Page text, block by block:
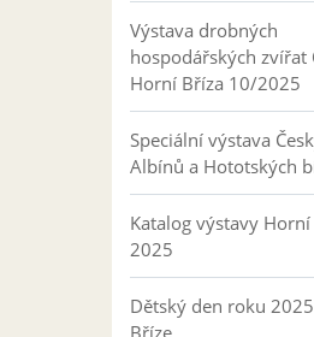
Výstava drobných
hospodářských zvířat
Horní Bříza 10/2025
Speciální výstava
Albínů a Hototských
Katalog výstavy Horní
2025
Dětský den roku
Bříze